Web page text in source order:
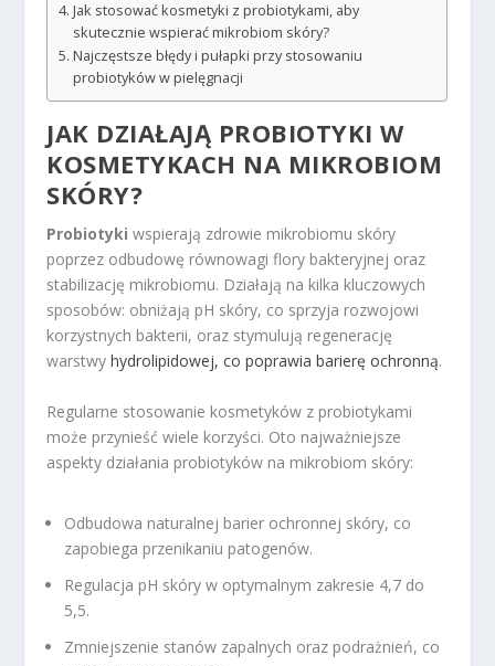
Jak stosować kosmetyki z probiotykami, aby
skutecznie wspierać mikrobiom skóry?
Najczęstsze błędy i pułapki przy stosowaniu
probiotyków w pielęgnacji
JAK DZIAŁAJĄ PROBIOTYKI W
KOSMETYKACH NA MIKROBIOM
SKÓRY?
Probiotyki wspierają zdrowie mikrobiomu skóry
poprzez odbudowę równowagi flory bakteryjnej oraz
stabilizację mikrobiomu. Działają na kilka kluczowych
sposobów: obniżają pH skóry, co sprzyja rozwojowi
korzystnych bakterii, oraz stymulują regenerację
warstwyhydrolipidowej, co poprawia barierę ochronną.
Regularne stosowanie kosmetyków z probiotykami
może przynieść wiele korzyści. Oto najważniejsze
aspekty działania probiotyków na mikrobiom skóry:
Odbudowa naturalnej barier ochronnej skóry, co
zapobiega przenikaniu patogenów.
Regulacja pH skóry w optymalnym zakresie 4,7 do
5,5.
Zmniejszenie stanów zapalnych oraz podrażnień, co